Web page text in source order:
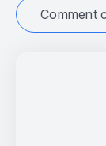
Comment